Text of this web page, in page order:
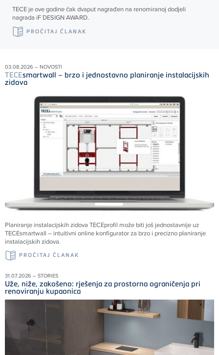
TECE je ove godine čak dvaput nagrađen na renomiranoj dodjeli
nagrada iF DESIGN AWARD.
PROČITAJ ČLANAK
03.08.2026 – NOVOSTI
TECEsmartwall – brzo i jednostavno planiranje instalacijskih
zidova
Planiranje instalacijskih zidova TECEprofil može biti još jednostavnije uz
TECEsmartwall – intuitivni online konfigurator za brzo i precizno planiranje
instalacijskih zidova.
PROČITAJ ČLANAK
31.07.2026 – STORIES
Uže, niže, zakošeno: rješenja za prostorna ograničenja pri
renoviranju kupaonica